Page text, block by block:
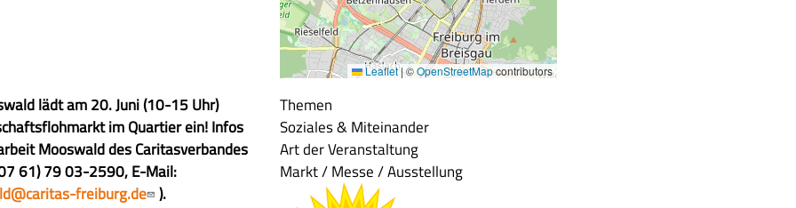
Leaflet|©OpenStreetMapcontributors
lädt am 20. Juni (10-15 Uhr)
im Quartier ein! Infos
Mooswald des Caritasverbandes
61) 79 03-2590, E-Mail:
freiburg.de ).
Themen
Soziales & Miteinander
Art der Veranstaltung
Markt / Messe / Ausstellung